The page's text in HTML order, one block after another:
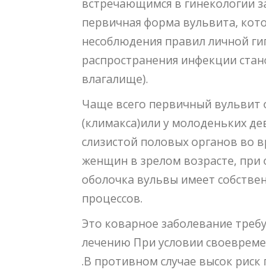
встречающимся в гинекологии
первичная форма вульвита,
несоблюдения правил личной
распространения инфекции
влагалище).
Чаще всего первичный вульвит
(климакса)или у молоденьких
слизистой половых органов во
женщин в зрелом возрасте, при
оболочка вульвы имеет
процессов.
Это коварное заболевание
лечению При условии
.В противном случае высок